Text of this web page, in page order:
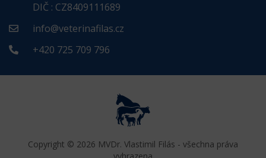
DIČ : CZ8409111689
info@veterinafilas.cz
+420 725 709 796
Copyright © 2026 MVDr. Vlastimil Filás - všechna práva